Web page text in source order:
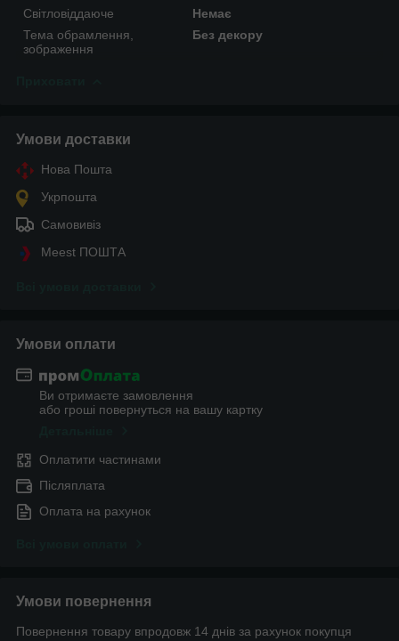
Світловіддаюче
Немає
Тема обрамлення,
зображення
Без декору
Умови доставки
Нова Пошта
Укрпошта
Самовивіз
Meest ПОШТА
Умови оплати
Ви отримаєте замовлення
або гроші повернуться на вашу картку
Оплатити частинами
Післяплата
Оплата на рахунок
Умови повернення
Повернення товару впродовж 14 днів за рахунок покупця